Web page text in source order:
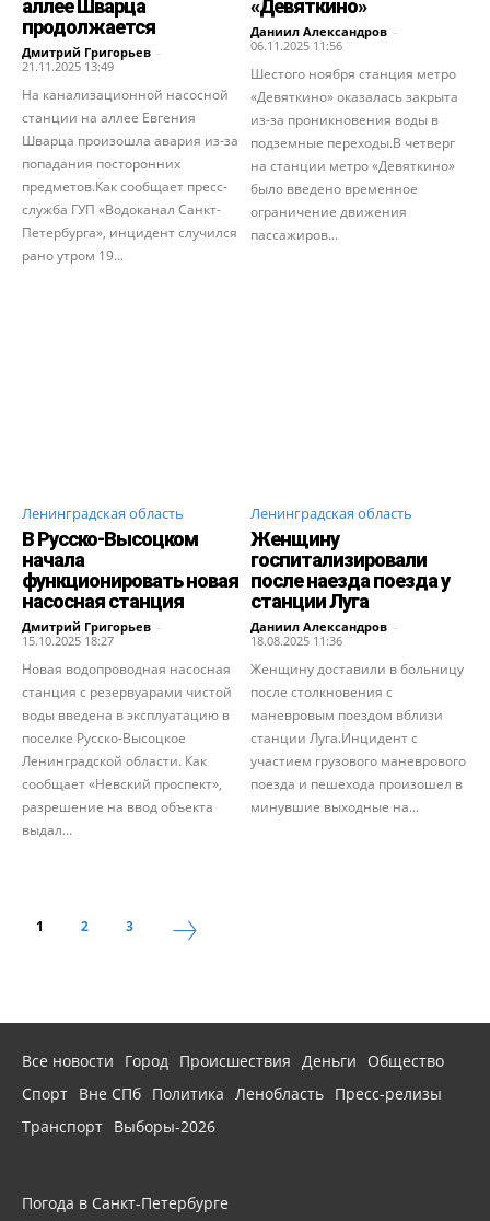
аллее Шварца
продолжается
Дмитрий Григорьев -
21.11.2025 13:49
На канализационной насосной
станции на аллее Евгения
Шварца произошла авария из-за
попадания посторонних
предметов.Как сообщает пресс-
служба ГУП «Водоканал Санкт-
Петербурга», инцидент случился
рано утром 19...
«Девяткино»
Даниил Александров -
06.11.2025 11:56
Шестого ноября станция метро
«Девяткино» оказалась закрыта
из-за проникновения воды в
подземные переходы.В четверг
на станции метро «Девяткино»
было введено временное
ограничение движения
пассажиров...
Ленинградская область
В Русско-Высоцком
начала
функционировать новая
насосная станция
Дмитрий Григорьев -
15.10.2025 18:27
Новая водопроводная насосная
станция с резервуарами чистой
воды введена в эксплуатацию в
поселке Русско-Высоцкое
Ленинградской области. Как
сообщает «Невский проспект»,
разрешение на ввод объекта
выдал...
Ленинградская область
Женщину
госпитализировали
после наезда поезда у
станции Луга
Даниил Александров -
18.08.2025 11:36
Женщину доставили в больницу
после столкновения с
маневровым поездом вблизи
станции Луга.Инцидент с
участием грузового маневрового
поезда и пешехода произошел в
минувшие выходные на...
1 2 3
Все новости Город Происшествия Деньги
Общество
Спорт Вне СПб Политика Ленобласть Пресс-релизы
Транспорт Выборы-2026
Погода в Санкт-Петербурге